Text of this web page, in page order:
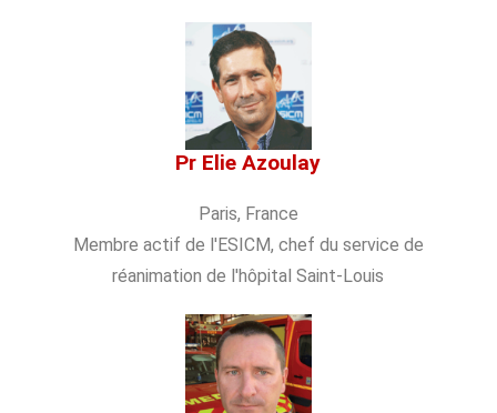
Pr Elie Azoulay
Paris, France
Membre actif de l'ESICM, chef du service de
réanimation de l'hôpital Saint-Louis